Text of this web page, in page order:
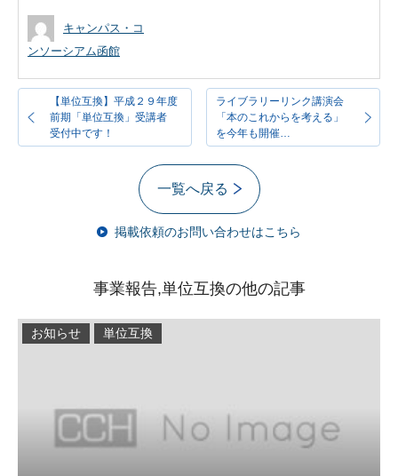
キャンパス・コ
ンソーシアム函館
【単位互換】平成２９年度
前期「単位互換」受講者
受付中です！
ライブラリーリンク講演会
「本のこれからを考える」
を今年も開催…
一覧へ戻る
掲載依頼のお問い合わせはこちら
事業報告,単位互換の他の記事
お知らせ 単位互換